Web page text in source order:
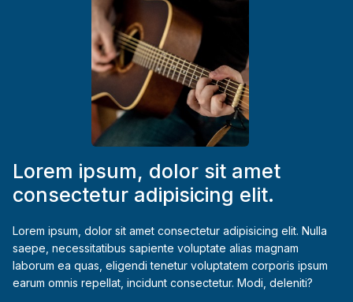
Lorem ipsum, dolor sit amet
consectetur adipisicing elit.
Lorem ipsum, dolor sit amet consectetur adipisicing elit. Nulla
saepe, necessitatibus sapiente voluptate alias magnam
laborum ea quas, eligendi tenetur voluptatem corporis ipsum
earum omnis repellat, incidunt consectetur. Modi, deleniti?